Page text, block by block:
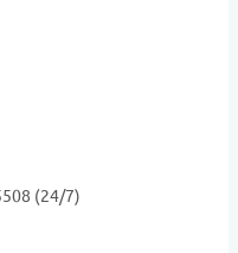
(24/7)